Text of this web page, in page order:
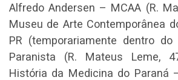
Alfredo Andersen – MCAA (R.
Museu de Arte Contemporânea
PR (temporariamente dentro do
Paranista (R. Mateus Leme,
História da Medicina do Paraná